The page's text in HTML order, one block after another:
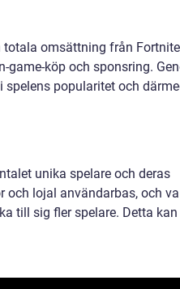
omsättning från
game-köp och sponsring.
popularitet och
unika spelare och deras
och lojal användarbas, och
till sig fler spelare. Detta